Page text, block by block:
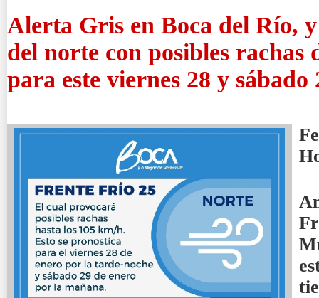
Alerta Gris en Boca del Río,
del norte con posibles rachas
para este viernes 28 y sábado